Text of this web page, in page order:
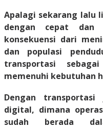
Apalagi sekarang lalu
dengan cepat dan
konsekuensi dari
dan populasi
transportasi
memenuhi kebutuhan
Dengan
digital, dimana
sudah berada